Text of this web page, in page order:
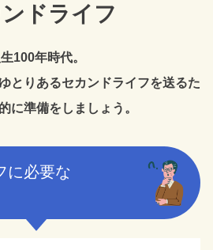
ドライフ
100年時代。
とりあるセカンドライフを送るた
に準備をしましょう。
に必要な